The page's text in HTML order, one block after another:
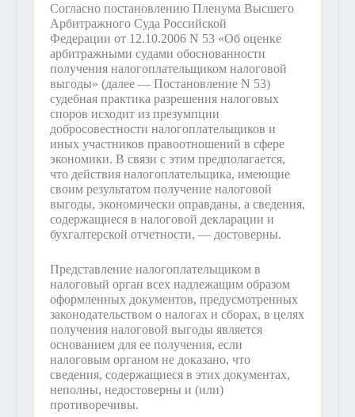
Согласно постановлению Пленума Высшего
Арбитражного Суда Российской
Федерации от 12.10.2006 N 53 «Об оценке
арбитражными судами обоснованности
получения налогоплательщиком налоговой
выгоды» (далее — Постановление N 53)
судебная практика разрешения налоговых
споров исходит из презумпции
добросовестности налогоплательщиков и
иных участников правоотношений в сфере
экономики. В связи с этим предполагается,
что действия налогоплательщика, имеющие
своим результатом получение налоговой
выгоды, экономически оправданы, а сведения,
содержащиеся в налоговой декларации и
бухгалтерской отчетности, — достоверны.
Представление налогоплательщиком в
налоговый орган всех надлежащим образом
оформленных документов, предусмотренных
законодательством о налогах и сборах, в целях
получения налоговой выгоды является
основанием для ее получения, если
налоговым органом не доказано, что
сведения, содержащиеся в этих документах,
неполны, недостоверны и (или)
противоречивы.